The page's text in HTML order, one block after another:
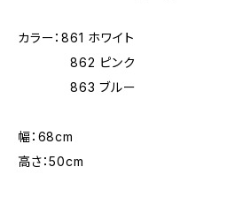
カラー：861 ホワイト
862 ピンク
863 ブルー
幅：68cm
高さ：50cm